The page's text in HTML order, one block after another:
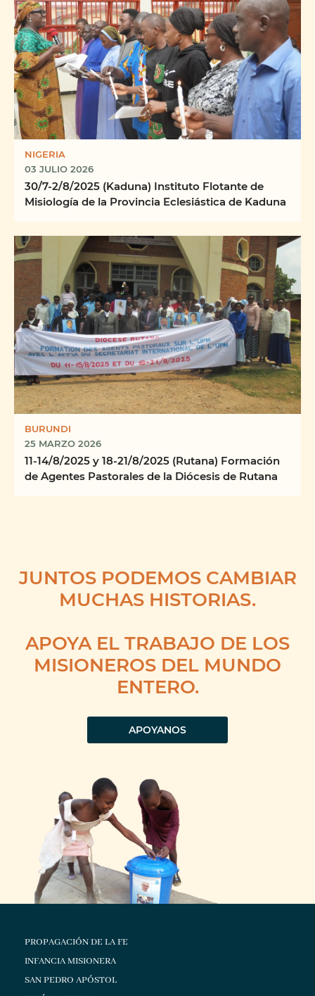
NIGERIA
03 JULIO 2026
30/7-2/8/2025 (Kaduna) Instituto Flotante de
Misiología de la Provincia Eclesiástica de Kaduna
BURUNDI
25 MARZO 2026
11-14/8/2025 y 18-21/8/2025 (Rutana) Formación
de Agentes Pastorales de la Diócesis de Rutana
JUNTOS PODEMOS CAMBIAR
MUCHAS HISTORIAS.
APOYA EL TRABAJO DE LOS
MISIONEROS DEL MUNDO
ENTERO.
APOYANOS
PROPAGACIÓN DE LA FE
INFANCIA MISIONERA
SAN PEDRO APÓSTOL